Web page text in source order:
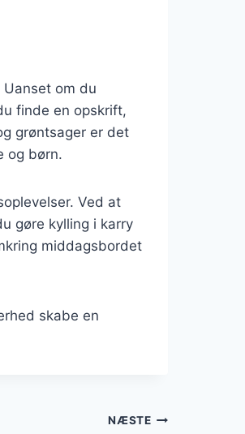
om du
finde en opskrift,
grøntsager er det
og børn.
Ved at
gøre kylling i karry
middagsbordet
skabe en
NÆSTE